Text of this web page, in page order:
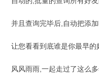
并且查询完毕后,自动把添
让您看看到底谁是你最早的
风风雨雨,一起走过了这么多